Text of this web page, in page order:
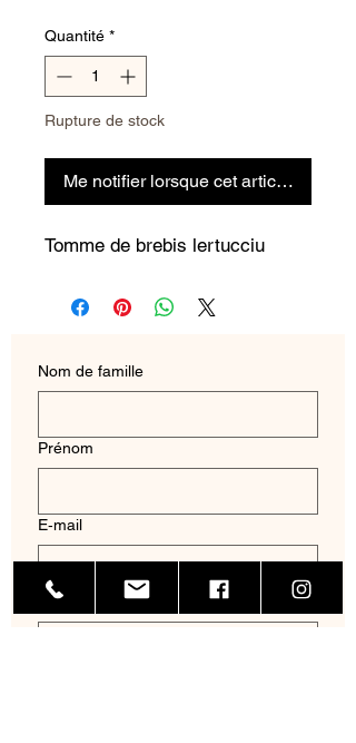
Quantité *
Rupture de stock
Me notifier lorsque cet article est
Tomme de brebis lertucciu
Nom de famille
Prénom
E‑mail
Adresse